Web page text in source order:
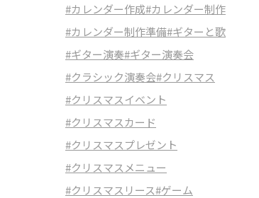
#カレンダー作成#カレンダー制作
#カレンダー制作準備#ギターと歌
#ギター演奏#ギター演奏会
#クラシック演奏会#クリスマス
#クリスマスイベント
#クリスマスカード
#クリスマスプレゼント
#クリスマスメニュー
#クリスマスリース#ゲーム